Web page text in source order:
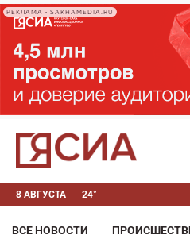
РЕКЛАМА • SAKHAMEDIA.RU
8 АВГУСТА 24°
ВСЕ НОВОСТИ